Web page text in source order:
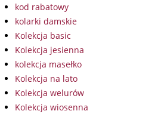
kod rabatowy
kolarki damskie
Kolekcja basic
Kolekcja jesienna
kolekcja masełko
Kolekcja na lato
Kolekcja welurów
Kolekcja wiosenna